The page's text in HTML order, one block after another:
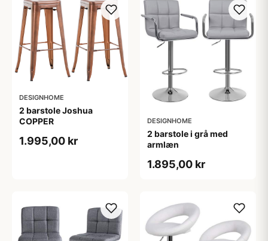
DESIGNHOME
2 barstole Joshua
COPPER
1.995,00 kr
DESIGNHOME
2 barstole i grå med
armlæn
1.895,00 kr